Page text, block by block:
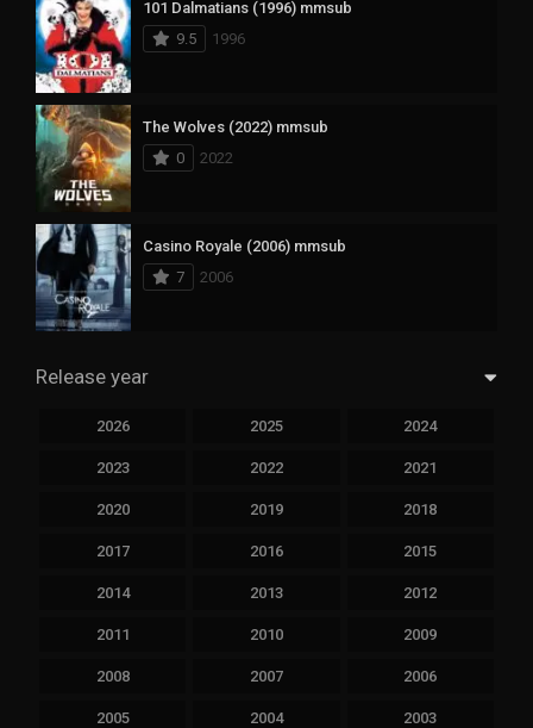
101 Dalmatians (1996) mmsub
9.5
1996
The Wolves (2022) mmsub
0
2022
Casino Royale (2006) mmsub
7
2006
Release year
2026 2025 2024
2023 2022 2021
2020 2019 2018
2017 2016 2015
2014 2013 2012
2011 2010 2009
2008 2007 2006
2005 2004 2003